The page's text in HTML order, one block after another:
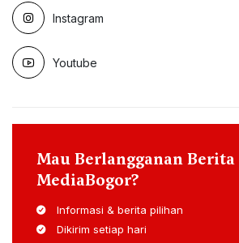
Instagram
Youtube
Mau Berlangganan Berita
MediaBogor?
Informasi & berita pilihan
Dikirim setiap hari